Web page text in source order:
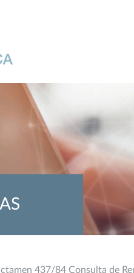
437/84 Consulta de